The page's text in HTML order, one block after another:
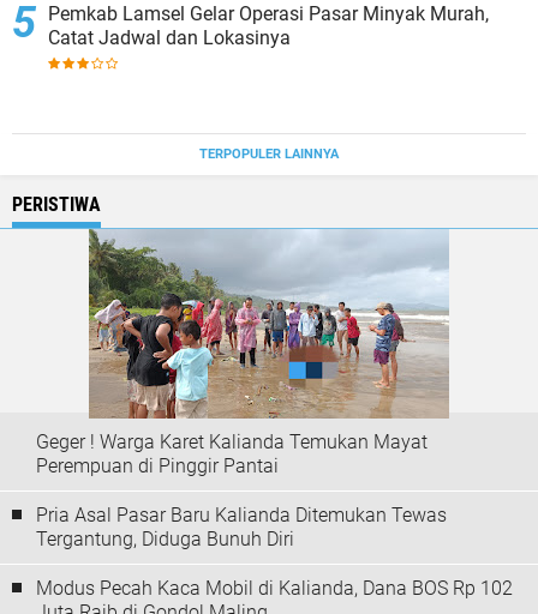
Pemkab Lamsel Gelar Operasi Pasar Minyak Murah,
Catat Jadwal dan Lokasinya
TERPOPULER LAINNYA
PERISTIWA
Geger ! Warga Karet Kalianda Temukan Mayat
Perempuan di Pinggir Pantai
Pria Asal Pasar Baru Kalianda Ditemukan Tewas
Tergantung, Diduga Bunuh Diri
Modus Pecah Kaca Mobil di Kalianda, Dana BOS Rp 102